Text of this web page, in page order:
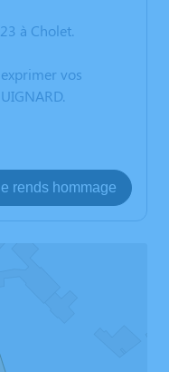
à Cholet.
vos
rends hommage